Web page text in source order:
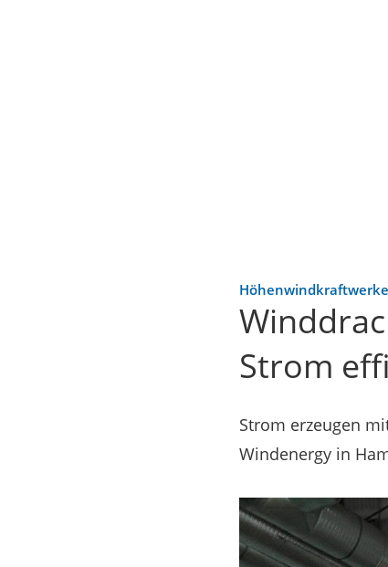
Strom
Strom erzeugen
Windenergy in